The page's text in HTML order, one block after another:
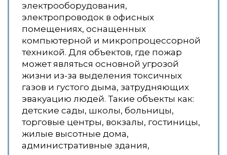
электрооборудования,
электропроводок в офисных
помещениях, оснащенных
компьютерной и микропроцессорной
техникой. Для объектов, где пожар
может являться основной угрозой
жизни из-за выделения токсичных
газов и густого дыма, затрудняющих
эвакуацию людей. Такие объекты как:
детские сады, школы, больницы,
торговые центры, вокзалы, гостиницы,
жилые высотные дома,
административные здания,